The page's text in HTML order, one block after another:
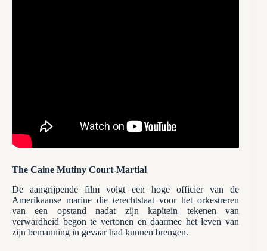
The Caine Mutiny Court-Martial
De aangrijpende film volgt een hoge officier van de
Amerikaanse marine die terechtstaat voor het orkestreren
van een opstand nadat zijn kapitein tekenen van
verwardheid begon te vertonen en daarmee het leven van
zijn bemanning in gevaar had kunnen brengen.